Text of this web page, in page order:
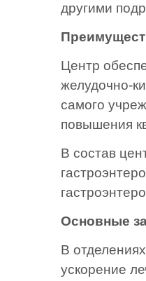
другими
Центр
желудочно-
самого
повышения
В состав
Основные
В
ускорение